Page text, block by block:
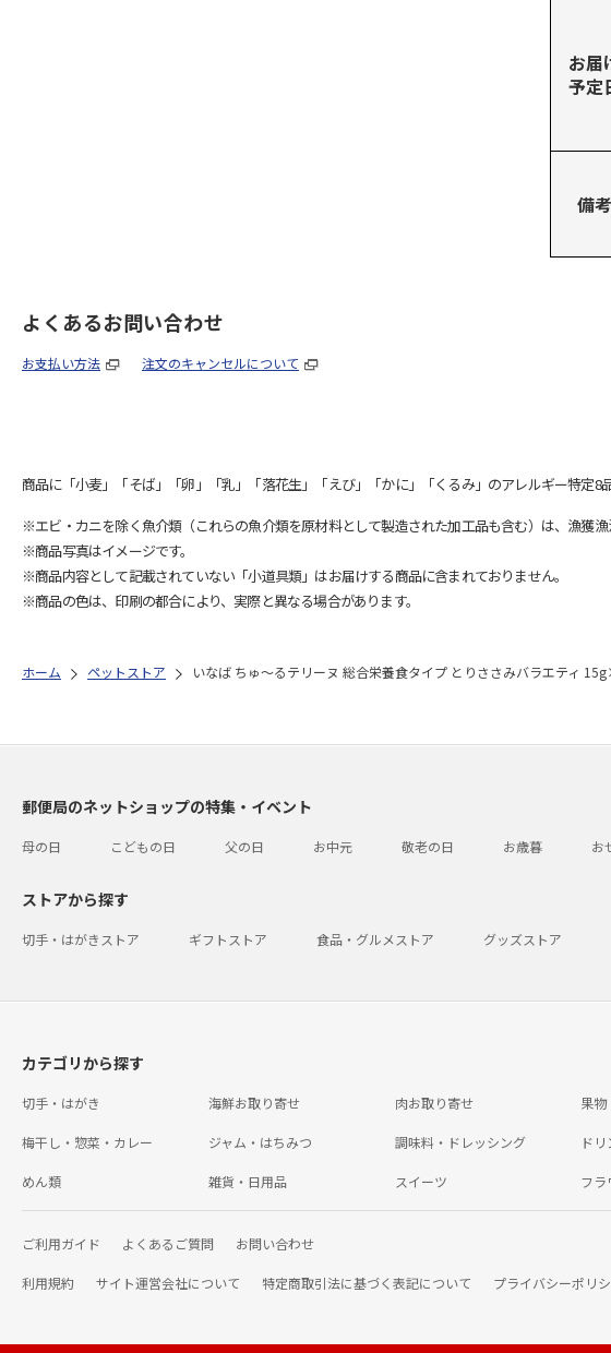
お届
予定
備考
よくあるお問い合わせ
お支払い方法 注文のキャンセルについて
商品に「小麦」「そば」「卵」「乳」「落花生」「えび」「かに」「くるみ」のアレルギー特定8
※エビ・カニを除く魚介類（これらの魚介類を原材料として製造された加工品も含む）は、漁獲
※商品写真はイメージです。
※商品内容として記載されていない「小道具類」はお届けする商品に含まれておりません。
※商品の色は、印刷の都合により、実際と異なる場合があります。
ホーム ペットストア いなば ちゅ～るテリーヌ 総合栄養食タイプ とりささみバラエティ
郵便局のネットショップの特集・イベント
母の日 こどもの日 父の日 お中元 敬老の日 お歳暮 お
ストアから探す
切手・はがきストア ギフトストア 食品・グルメストア グッズストア
カテゴリから探す
切手・はがき 海鮮お取り寄せ 肉お取り寄せ 果物
梅干し・惣菜・カレー ジャム・はちみつ 調味料・ドレッシング ドリ
めん類 雑貨・日用品 スイーツ フラ
ご利用ガイド よくあるご質問 お問い合わせ
利用規約 サイト運営会社について 特定商取引法に基づく表記について プライバシーポリ